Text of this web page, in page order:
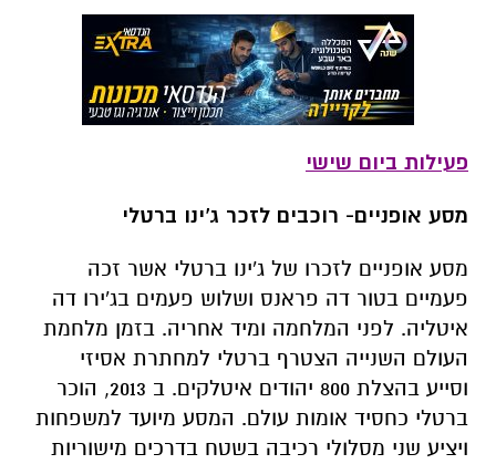
פעילות ביום שישי
מסע אופניים- רוכבים לזכר ג'ינו ברטלי
מסע אופניים לזכרו של ג'ינו ברטלי אשר זכה
פעמיים בטור דה פראנס ושלוש פעמים בג'ירו דה
איטליה. לפני המלחמה ומיד אחריה. בזמן מלחמת
העולם השנייה הצטרף ברטלי למחתרת אסיזי
וסייע בהצלת 800 יהודים איטלקים. ב 2013, הוכר
ברטלי כחסיד אומות עולם. המסע מיועד למשפחות
ויציע שני מסלולי רכיבה בשטח בדרכים מישוריות